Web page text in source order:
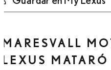
MARESVALL
LEXUS MATARÓ